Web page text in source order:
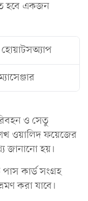
হবে একজন
ও সেতু
ওয়ালিদ ফয়েজের
জানানো হয়।
কার্ড সংগ্রহ
করা যাবে।